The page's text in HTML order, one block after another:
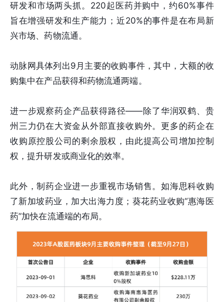
研发和市场两头抓。220起医药并购中，约60%事件
旨在增强研发和生产能力；近20%的事件是在布局新
兴市场、药物流通。
动脉网具体列出9月主要的收购事件，其中，大额的收
购集中在产品获得和药物流通两端。
进一步观察药企产品获得路径——除了华润双鹤、贵
州三力仍在大资金从外部直接收购外。更多的药企在
收购原控股公司的剩余股权，由此提高公司增加控制
权，提升研发或商业化的效率。
此外，制药企业进一步重视市场销售。如海思科收购
了新加坡药业，加大出海力度；葵花药业收购“惠海医
药”加快在流通端的布局。